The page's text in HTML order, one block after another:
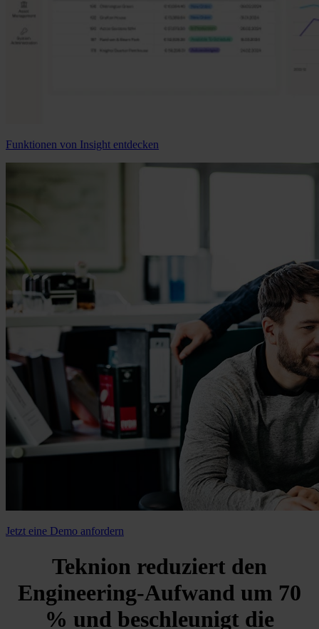
Funktionen von Insight entdecken
Jetzt eine Demo anfordern
Teknion reduziert den
Engineering-Aufwand um 70
% und beschleunigt die